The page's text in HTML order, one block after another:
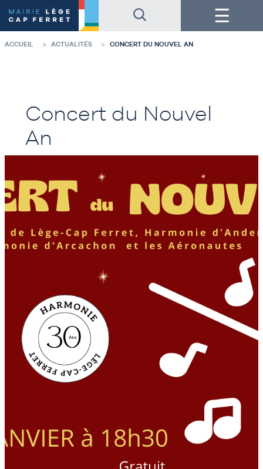
au
contenu
de
la
au
pied
de
page
Menu
ACCUEIL ACTUALITÉS CONCERT DU NOUVEL AN
Concert du Nouvel
An